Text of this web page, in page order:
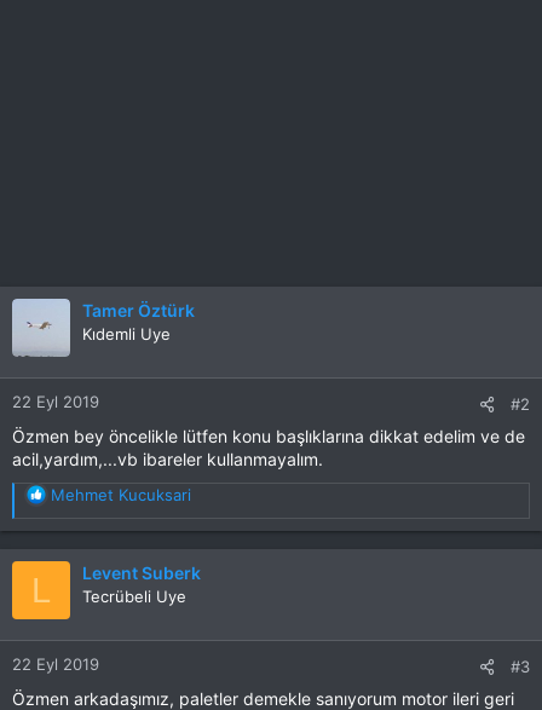
Tamer Öztürk
Kıdemli Uye
22 Eyl 2019 #2
Özmen bey öncelikle lütfen konu başlıklarına dikkat edelim ve de
acil,yardım,...vb ibareler kullanmayalım.
T
e
p
k
e
r
:
Mehmet Kucuksari
L Levent Suberk
Tecrübeli Uye
22 Eyl 2019 #3
Özmen arkadaşımız, paletler demekle sanıyorum motor ileri geri